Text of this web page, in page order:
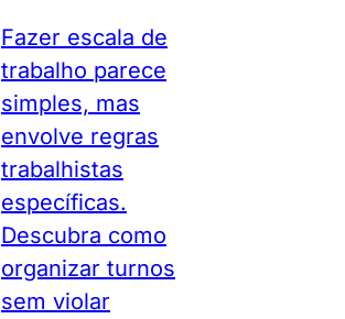
Fazer escala de
trabalho parece
simples, mas
envolve regras
trabalhistas
específicas.
Descubra como
organizar turnos
sem violar